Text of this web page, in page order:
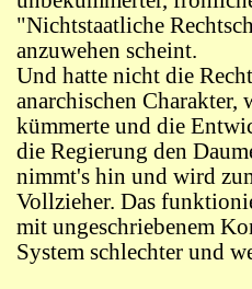
"Nichtstaatliche
anzuwehen scheint.
Und hatte nicht die
anarchischen
kümmerte und die
die Regierung den
nimmt's hin und wird
Vollzieher. Das
mit ungeschriebenem
System schlechter und